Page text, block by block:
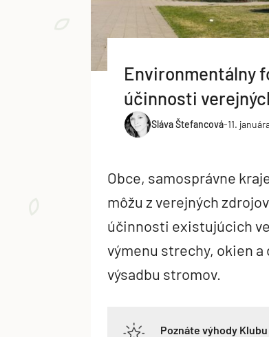
Environmentálny
účinnosti
Sláva Štefancová-11.
Obce, samosprávne
môžu z verejných
účinnosti existujúcich
výmenu strechy, okien a
výsadbu stromov.
Poznáte výhody Klubu